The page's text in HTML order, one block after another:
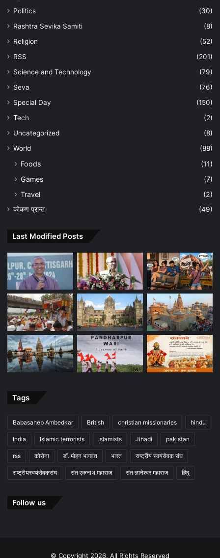
Politics
(30)
Rashtra Sevika Samiti
(8)
Religion
(52)
RSS
(201)
Science and Technology
(79)
Seva
(76)
Special Day
(150)
Tech
(2)
Uncategorized
(8)
World
(88)
Foods
(11)
Games
(7)
Travel
(2)
कोकण प्रान्त (49)
Last Modified Posts
Tags
Babasaheb Ambedkar British christian missionaries hindu
India Islamic terrorists Islamists Jihadi pakistan
rss कोरोना डॉ. मोहन भागवत भारत राष्ट्रीय स्वयंसेवक संघ
राष्ट्रीयस्वयंसेवकसंघ संत एकनाथ महाराज संत ज्ञानेश्वर महाराज हिंदू
Follow us
© Copyright 2026, All Rights Reserved